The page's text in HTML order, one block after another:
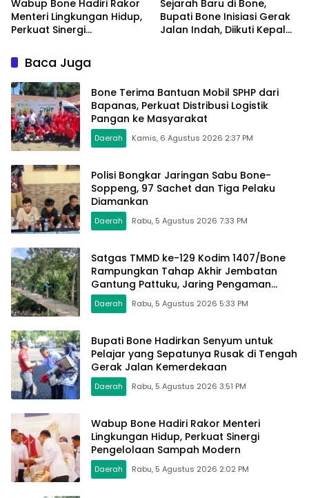
Wabup Bone Hadiri Rakor
Menteri Lingkungan Hidup,
Perkuat Sinergi
Modern
Sejarah Baru di Bone,
Bupati Bone Inisiasi Gerak
Jalan Indah, Diikuti Kepala
Baca Juga
Bone Terima Bantuan Mobil SPHP dari
Bapanas, Perkuat Distribusi Logistik
Pangan ke Masyarakat
Daerah Kamis, 6 Agustus 2026 2:37 PM
Polisi Bongkar Jaringan Sabu Bone-
Soppeng, 97 Sachet dan Tiga Pelaku
Diamankan
Daerah Rabu, 5 Agustus 2026 7:33 PM
Satgas TMMD ke-129 Kodim 1407/Bone
Rampungkan Tahap Akhir Jembatan
Gantung Pattuku, Jaring Pengaman
Mulai Terpasang
Daerah Rabu, 5 Agustus 2026 5:33 PM
Bupati Bone Hadirkan Senyum untuk
Pelajar yang Sepatunya Rusak di Tengah
Gerak Jalan Kemerdekaan
Daerah Rabu, 5 Agustus 2026 3:51 PM
Wabup Bone Hadiri Rakor Menteri
Lingkungan Hidup, Perkuat Sinergi
Pengelolaan Sampah Modern
Daerah Rabu, 5 Agustus 2026 2:02 PM